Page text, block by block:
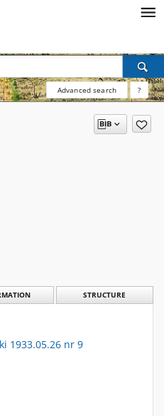
Advanced search ?
STRUCTURE
1933.05.26 nr 9